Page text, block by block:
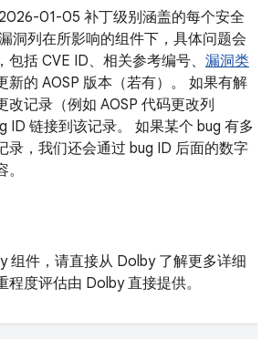
01-05 补丁级别涵盖的每个安全
洞列在所影响的组件下，具体问题会
括 CVE ID、相关参考编号、 漏洞类
新的 AOSP 版本（若有）。 如果有解
改记录（例如 AOSP 代码更改列
ID 链接到该记录。 如果某个 bug 有多
录，我们还会通过 bug ID 后面的数字
组件，请直接从 Dolby 了解更多详细
度评估由 Dolby 直接提供。